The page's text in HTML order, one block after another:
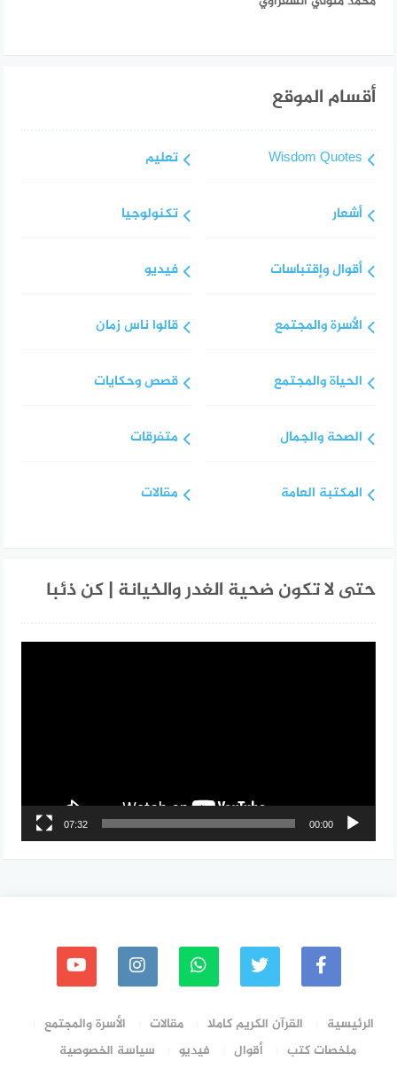
أقسام الموقع
Wisdom Quotes
أشعار
أقوال وإقتباسات
الأسرة والمجتمع
الحياة والمجتمع
الصحة والجمال
المكتبة العامة
تعليم
تكنولوجيا
فيديو
قالوا ناس زمان
قصص وحكايات
متفرقات
مقالات
حتى لا تكون ضحية الغدر والخيانة | كن ذئبا
00:00
07:32
الرئيسية القرآن الكريم كاملا مقالات
الأسرة والمجتمع
ملخصات كتب
أقوال فيديو سياسة الخصوصية